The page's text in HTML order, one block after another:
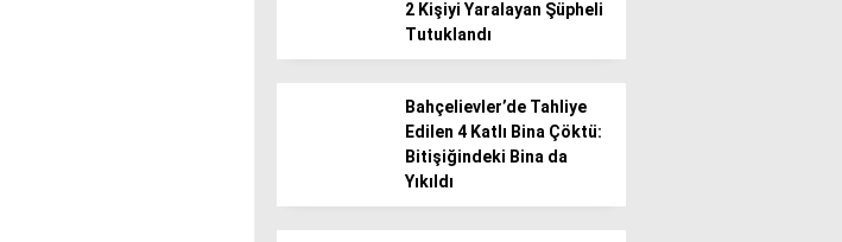
2 Kişiyi Yaralayan Şüpheli
Tutuklandı
Bahçelievler’de Tahliye
Edilen 4 Katlı Bina Çöktü:
Bitişiğindeki Bina da
Yıkıldı